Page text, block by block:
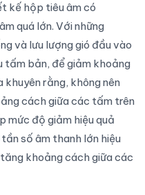
kế hộp tiêu âm có
quá lớn. Với những
và lưu lượng gió đầu vào
tấm bản, để giảm khoảng
rằng, không nên
cách giữa các tấm trên
mức độ giảm hiệu quả
số âm thanh lớn hiệu
khoảng cách giữa các